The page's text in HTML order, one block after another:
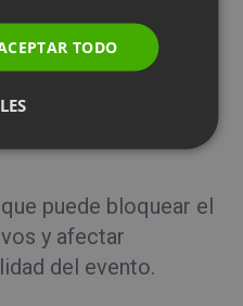
el micrófono
recuerda:
y la cámara
puede bloquear el
y afectar
del evento.
RUSSIAN
SPANISH
TODO